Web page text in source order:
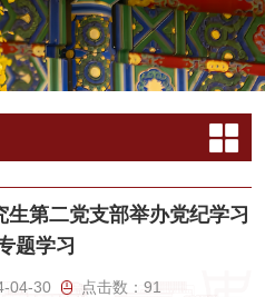
第二党支部举办党纪学习
题学习
04-30 点击数： 91